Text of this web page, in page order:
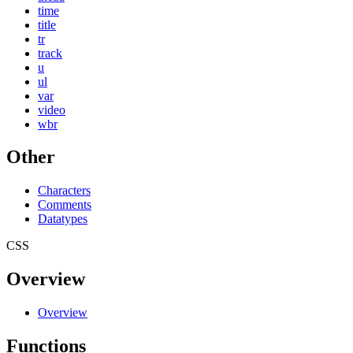
time
title
tr
track
u
ul
var
video
wbr
Other
Characters
Comments
Datatypes
CSS
Overview
Overview
Functions